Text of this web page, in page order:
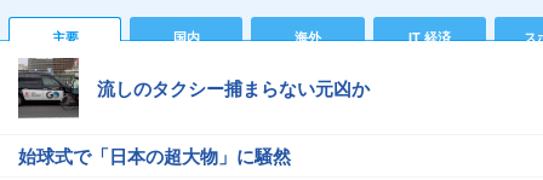
主要 国内 海外 IT 経済 ス
流しのタクシー捕まらない元凶か
始球式で「日本の超大物」に騒然